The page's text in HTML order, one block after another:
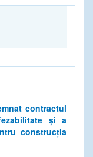
contractul
și a
construcția